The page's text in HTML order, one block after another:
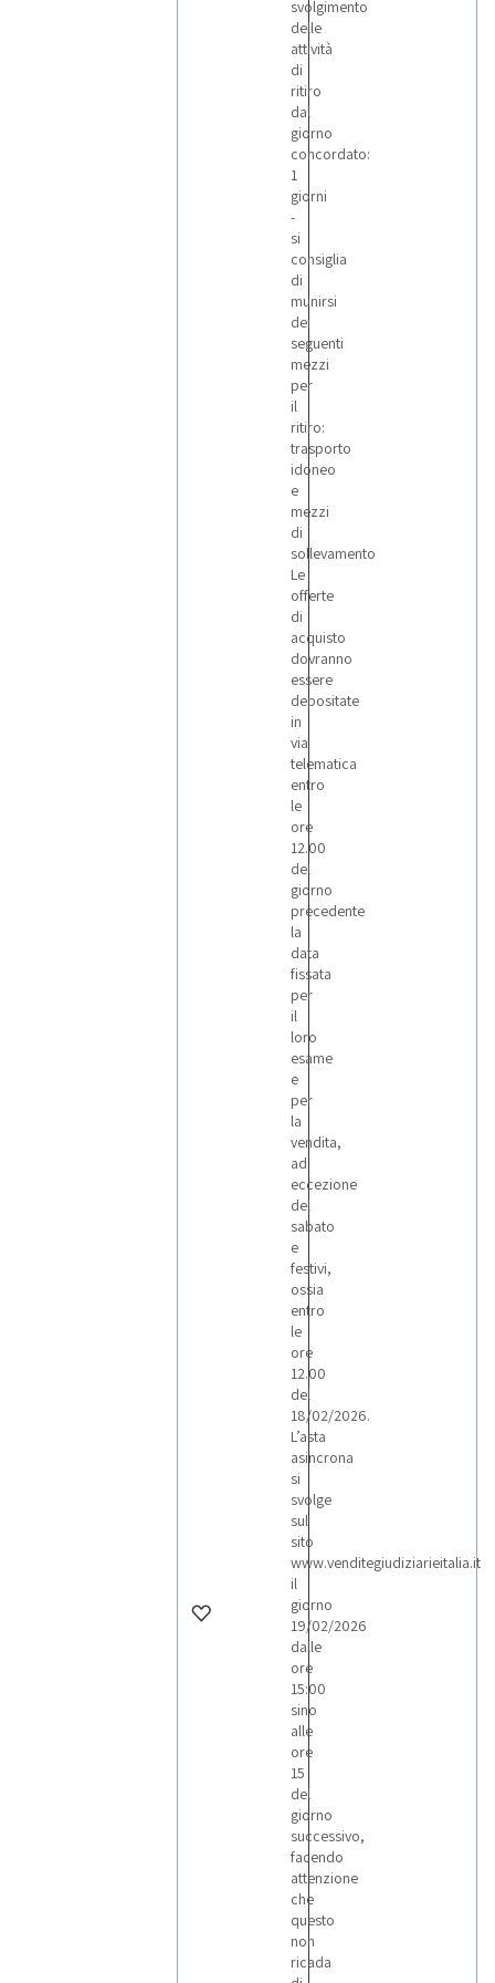
svolgimento
delle
attività
di
ritiro
dal
giorno
concordato:
1
giorni
-
si
consiglia
di
munirsi
dei
seguenti
mezzi
per
il
ritiro:
trasporto
idoneo
e
mezzi
di
sollevamento
Le
offerte
di
acquisto
dovranno
essere
depositate
in
via
telematica
entro
le
ore
12.00
del
giorno
precedente
la
data
fissata
per
il
loro
esame
e
per
la
vendita,
ad
eccezione
del
sabato
e
festivi,
ossia
entro
le
ore
12.00
del
18/02/2026.
L’asta
asincrona
si
svolge
sul
sito
www.venditegiudiziarieitalia.it
il
giorno
19/02/2026
dalle
ore
15:00
sino
alle
ore
15
del
giorno
successivo,
facendo
attenzione
che
questo
non
ricada